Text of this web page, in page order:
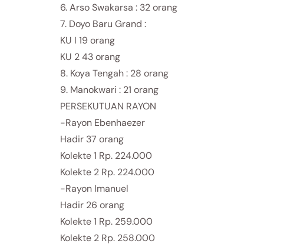
6. Arso Swakarsa : 32 orang
7. Doyo Baru Grand :
KU I 19 orang
KU 2 43 orang
8. Koya Tengah : 28 orang
9. Manokwari : 21 orang
PERSEKUTUAN RAYON
-Rayon Ebenhaezer
Hadir 37 orang
Kolekte 1 Rp. 224.000
Kolekte 2 Rp. 224.000
-Rayon Imanuel
Hadir 26 orang
Kolekte 1 Rp. 259.000
Kolekte 2 Rp. 258.000